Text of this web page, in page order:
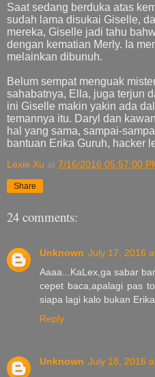
Saat sedang berduka atas
sudah lama disukai Giselle,
mereka, Giselle jadi tahu
dengan kematian Merly. Ia
melainkan dibunuh.
Belum sempat menguak
sahabatnya, Ella, juga terjun
ini Giselle makin yakin ada
temannya itu. Daryl dan
hal yang sama, sampai-
bantuan Erika Guruh, hacker
Lexie Xu at 7/16/2016 05:57:00
Share
24 comments:
Unknown July 17, 2016
Aaaa...KaLex,ga sabar
cepet baca,apalagi pas
siapa lagi kalo bukan
Reply
Unknown July 18, 2016